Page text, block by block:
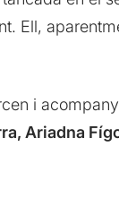
Ell,
i
Ariadna